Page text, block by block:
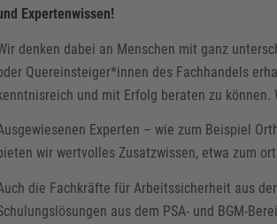
Expertenwissen!
denken dabei an Menschen mit ganz
Quereinsteiger*innen des Fachhandels
und mit Erfolg beraten zu
Experten – wie zum Beispiel
wir wertvolles Zusatzwissen, etwa zum
die Fachkräfte für Arbeitssicherheit aus
aus dem PSA- und BGM-